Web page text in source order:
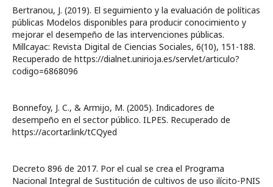
Bertranou, J. (2019). El seguimiento y la evaluación de políticas
públicas Modelos disponibles para producir conocimiento y
mejorar el desempeño de las intervenciones públicas.
Millcayac: Revista Digital de Ciencias Sociales, 6(10), 151-188.
Recuperado de https://dialnet.unirioja.es/servlet/articulo?
codigo=6868096
Bonnefoy, J. C., & Armijo, M. (2005). Indicadores de
desempeño en el sector público. ILPES. Recuperado de
https://acortar.link/tCQyed
Decreto 896 de 2017. Por el cual se crea el Programa
Nacional Integral de Sustitución de cultivos de uso ilícito-PNIS